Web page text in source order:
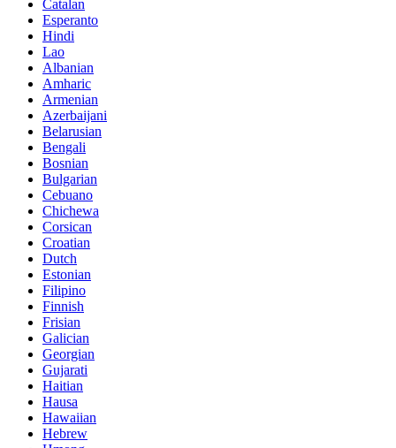
Catalan
Esperanto
Hindi
Lao
Albanian
Amharic
Armenian
Azerbaijani
Belarusian
Bengali
Bosnian
Bulgarian
Cebuano
Chichewa
Corsican
Croatian
Dutch
Estonian
Filipino
Finnish
Frisian
Galician
Georgian
Gujarati
Haitian
Hausa
Hawaiian
Hebrew